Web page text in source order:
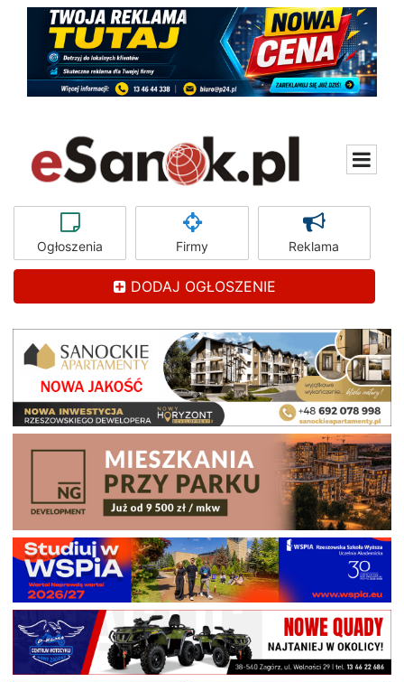
Ogłoszenia Firmy Reklama
DODAJ OGŁOSZENIE